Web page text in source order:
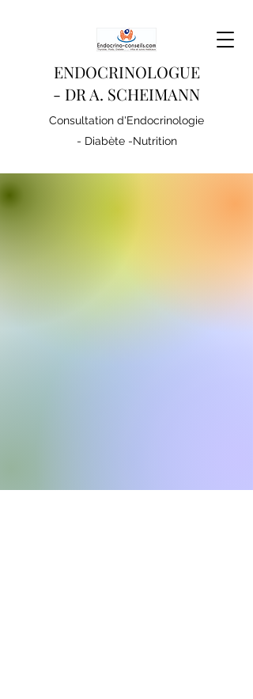
ENDOCRINOLOGUE
- DR A. SCHEIMANN
Consultation d'Endocrinologie
- Diabète -Nutrition